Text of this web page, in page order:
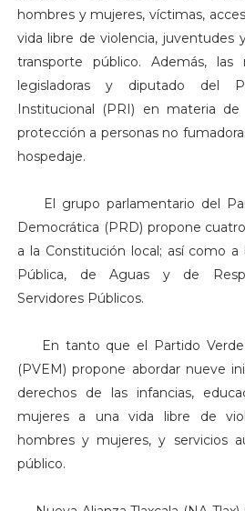
hombres y mujeres, víctimas,
vida libre de violencia, juventudes
transporte público. Además, las
legisladoras y diputado del
Institucional (PRI) en materia de
protección a personas no
hospedaje.
El grupo parlamentario del
Democrática (PRD) propone
a la Constitución local; así como a
Pública, de Aguas y de
Servidores Públicos.
En tanto que el Partido Verde
(PVEM) propone abordar nueve
derechos de las infancias,
mujeres a una vida libre de
hombres y mujeres, y servicios
público.